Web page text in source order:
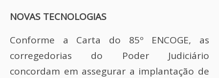
NOVAS TECNOLOGIAS
Conforme a Carta do 85º ENCOGE, as
corregedorias do Poder Judiciário
concordam em assegurar a implantação de